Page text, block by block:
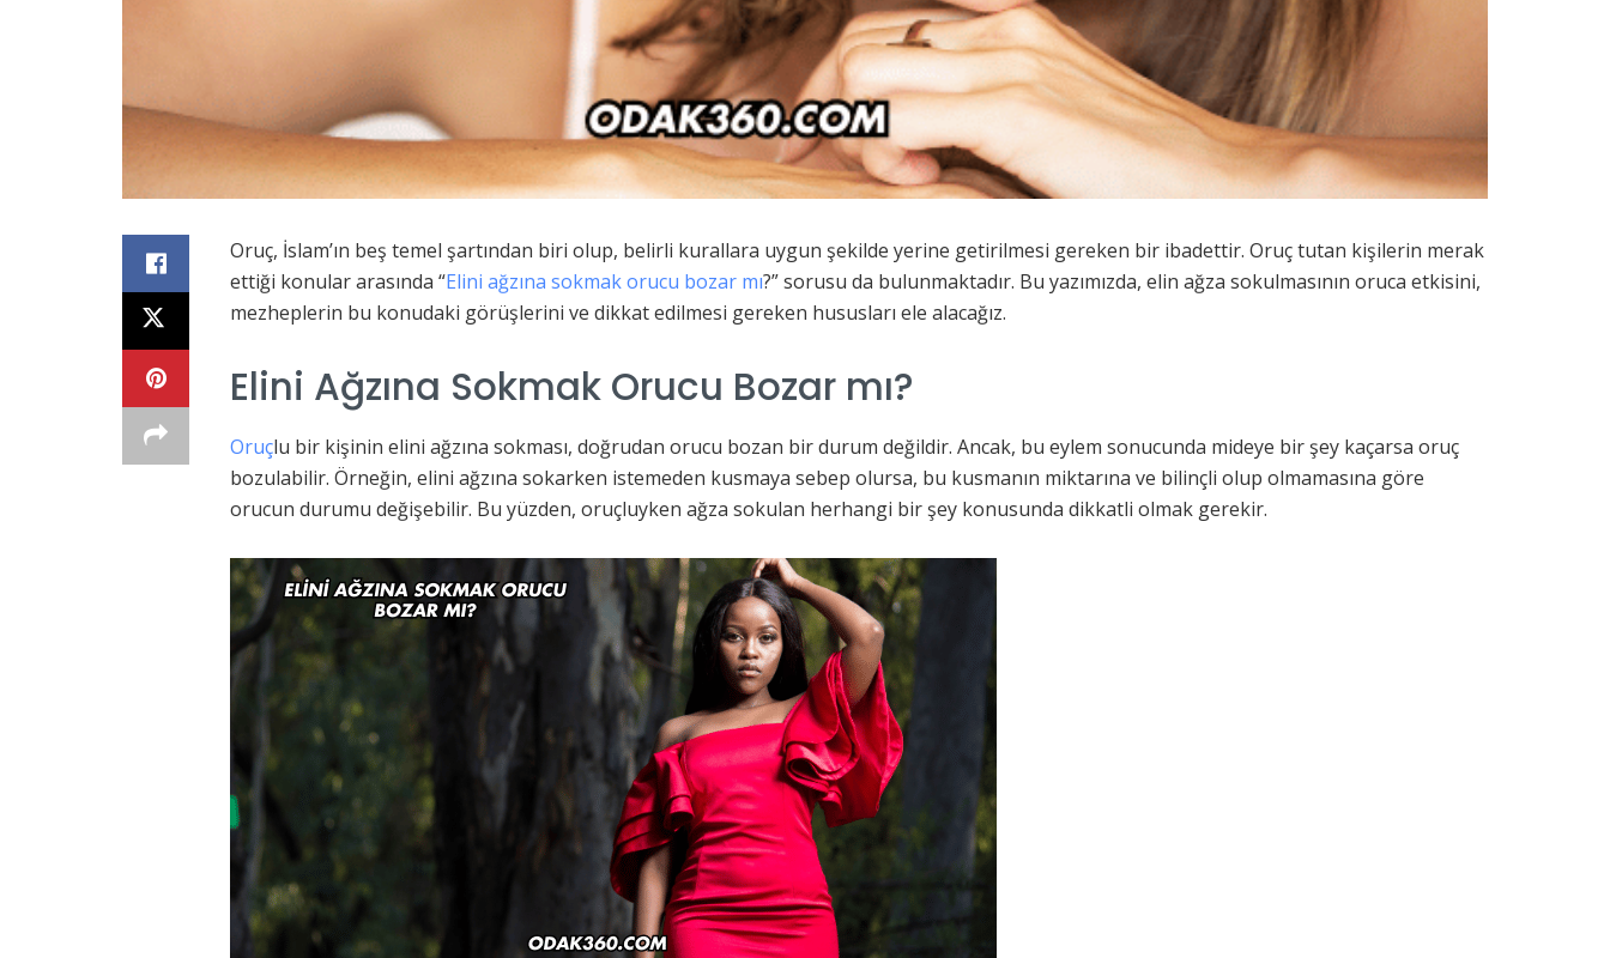
Oruç, İslam’ın beş temel şartından biri olup, belirli kurallara uygun şekilde yerine getirilmesi gereken bir ibadettir. Oruç tutan kişilerin merak
ettiği konular arasında “Elini ağzına sokmak orucu bozar mı?” sorusu da bulunmaktadır. Bu yazımızda, elin ağza sokulmasının oruca etkisini,
mezheplerin bu konudaki görüşlerini ve dikkat edilmesi gereken hususları ele alacağız.
Elini Ağzına Sokmak Orucu Bozar mı?
Oruçlu bir kişinin elini ağzına sokması, doğrudan orucu bozan bir durum değildir. Ancak, bu eylem sonucunda mideye bir şey kaçarsa oruç
bozulabilir. Örneğin, elini ağzına sokarken istemeden kusmaya sebep olursa, bu kusmanın miktarına ve bilinçli olup olmamasına göre
orucun durumu değişebilir. Bu yüzden, oruçluyken ağza sokulan herhangi bir şey konusunda dikkatli olmak gerekir.